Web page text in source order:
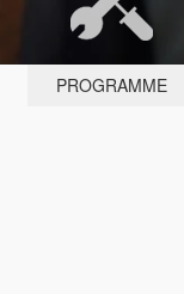
PROGRAMME